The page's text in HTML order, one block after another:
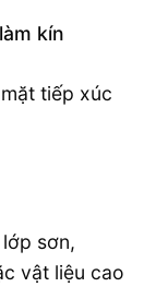
kín
tiếp xúc
sơn,
vật liệu cao